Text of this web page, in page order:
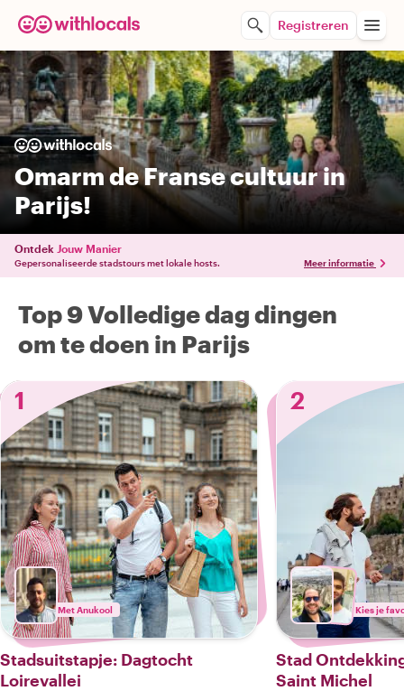
Registreren
Omarm de Franse cultuur in
Parijs!
Ontdek Jouw Manier
Gepersonaliseerde stadstours met lokale hosts. Meer informatie
Top 9 Volledige dag dingen
om te doen in Parijs
1
Met Anukool
Stadsuitstapje: Dagtocht
Loirevallei
2
Kies je
Stad
Saint Michel